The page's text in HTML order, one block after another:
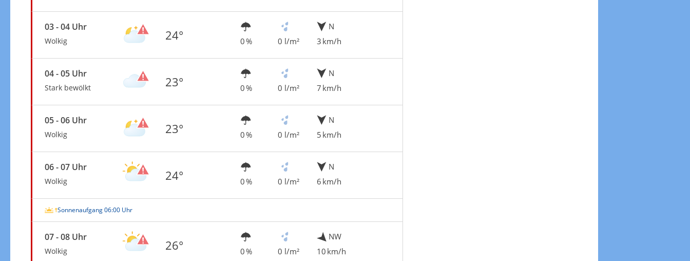
03 - 04 Uhr
Wolkig 24° 0 % 0 l/m²
N
3 km/h
04 - 05 Uhr
Stark bewölkt 23° 0 % 0 l/m²
N
7 km/h
05 - 06 Uhr
Wolkig 23° 0 % 0 l/m²
N
5 km/h
06 - 07 Uhr
Wolkig 24° 0 % 0 l/m²
N
6 km/h
Sonnenaufgang 06:00 Uhr
07 - 08 Uhr
Wolkig 26° 0 % 0 l/m²
NW
10 km/h